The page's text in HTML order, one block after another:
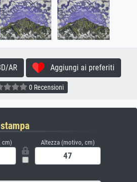
AR Aggiungi ai preferiti
0 Recensioni
cm) Altezza (motivo, cm)